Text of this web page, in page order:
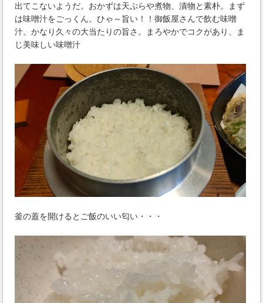
出てこないようだ。おかずは天ぷらや煮物、漬物と素朴。まず
は味噌汁をごっくん。ひゃ～旨い！！御飯屋さんで飲む味噌
汁。かなり久々の大当たりの旨さ。まろやかでコクがあり、ま
じ美味しい味噌汁
釜の蓋を開けるとご飯のいい匂い・・・